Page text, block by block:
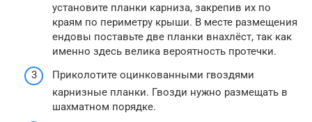
установите планки карниза, закрепив их по
краям по периметру крыши. В месте размещения
ендовы поставьте две планки внахлёст, так как
именно здесь велика вероятность протечки.
Приколотите оцинкованными гвоздями
карнизные планки. Гвозди нужно размещать в
шахматном порядке.